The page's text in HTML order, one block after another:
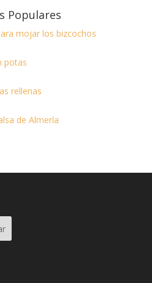
Populares
mojar los bizcochos
potas
rellenas
de Almería